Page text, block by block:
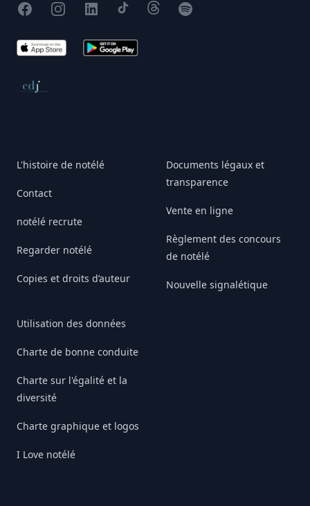
FacebookInstagram
X TikTokThreadsSpotify
App Store Google Play
Conseil de déontologie journalistique
L'histoire de notélé
Contact
notélé recrute
Regarder notélé
Copies et droits d’auteur
Utilisation des données
Charte de bonne conduite
Charte sur l'égalité et la
diversité
Charte graphique et logos
I Love notélé
Documents légaux et
transparence
Vente en ligne
Règlement des concours
de notélé
Nouvelle signalétique